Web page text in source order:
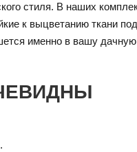
стиля. В наших
к выцветанию ткани
именно в вашу